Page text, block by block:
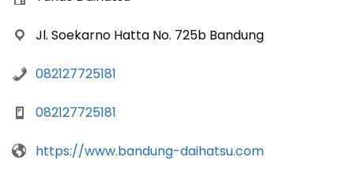
Jl. Soekarno Hatta No. 725b Bandung
082127725181
082127725181
https://www.bandung-daihatsu.com